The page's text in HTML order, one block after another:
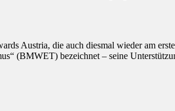
Austria, die auch diesmal wieder am
(BMWET) bezeichnet – seine